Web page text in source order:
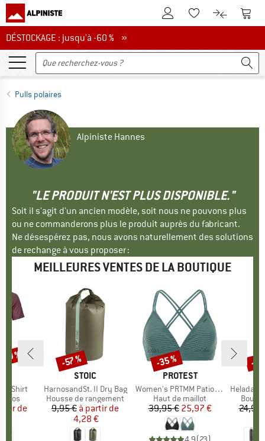
Vers le compte client
Vers la liste
Vers le
DÉSTOCKAGE : jusqu'à -60 %
DÉSTOCKAGE : jusqu'à -60 % »
Pulls polaires
Alpiniste Hannes
"LE PRODUIT N'EST PLUS DISPONIBLE."
Soit il s'agit d'un ancien modèle, soit nous ne pouvons plus
ou ne commanderons plus le produit auprès du fabricant.
Ne désespérez pas, nous avons naturellement des solutions
de rechange à vous proposer :
MEILLEURES VENTES DE LA BOUTIQUE
T-Shirt
réduit
de
%
MARQUE
STOIC
Article
HarnosandSt. II Dry Bag
Product group
Housse de rangement
Prix
9,95 € Prix réduit
à partir de
4,28 €
Remise
-57 %
MARQUE
PROTEST
Article
Women's PRTMM Patio Triangle
Product group
Haut de maillot
Prix
39,95 € Prix réduit
25,97 €
Remise
-35 %
Article
HeladagenSt.
24,95
-